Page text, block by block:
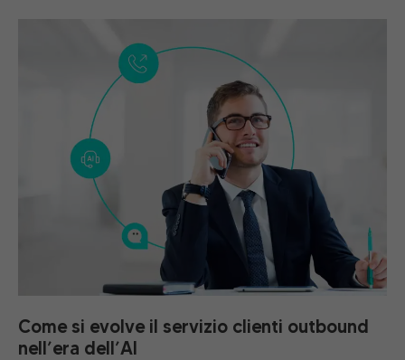
Come si evolve il servizio clienti outbound
nell’era dell’AI